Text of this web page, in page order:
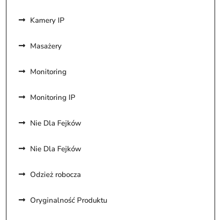
Kamery IP
Masażery
Monitoring
Monitoring IP
Nie Dla Fejków
Nie Dla Fejków
Odzież robocza
Oryginalność Produktu